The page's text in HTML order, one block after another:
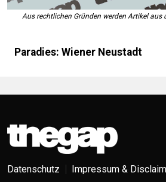
Aus rechtlichen Gründen werden Artikel aus
Paradies: Wiener Neustadt
Datenschutz Impressum &